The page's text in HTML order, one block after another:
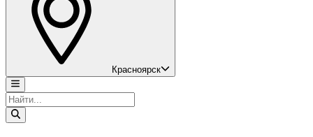
Красноярск